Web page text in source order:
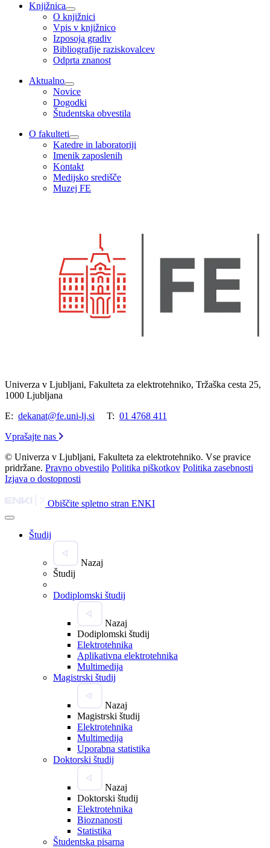
Knjižnica
O knjižnici
Vpis v knjižnico
Izposoja gradiv
Bibliografije raziskovalcev
Odprta znanost
Aktualno
Novice
Dogodki
Študentska obvestila
O fakulteti
Katedre in laboratoriji
Imenik zaposlenih
Kontakt
Medijsko središče
Muzej FE
Univerza v Ljubljani, Fakulteta za elektrotehniko, Tržaška cesta 25,
1000 Ljubljana
E: dekanat@fe.uni-lj.si T: 01 4768 411
Vprašajte nas
© Univerza v Ljubljani, Fakulteta za elektrotehniko. Vse pravice
pridržane. Pravno obvestilo Politika piškotkov Politika zasebnosti
Izjava o dostopnosti
Obiščite spletno stran ENKI
Študij
Nazaj
Študij
Dodiplomski študij
Nazaj
Dodiplomski študij
Elektrotehnika
Aplikativna elektrotehnika
Multimedija
Magistrski študij
Nazaj
Magistrski študij
Elektrotehnika
Multimedija
Uporabna statistika
Doktorski študij
Nazaj
Doktorski študij
Elektrotehnika
Bioznanosti
Statistika
Študentska pisarna